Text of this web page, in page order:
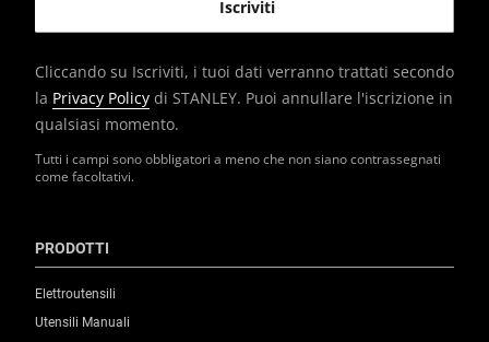
Tutti i campi sono obbligatori a meno che non siano contrassegnati
come facoltativi.
Cliccando su Iscriviti, i tuoi dati verranno trattati secondo
la Privacy Policy di STANLEY. Puoi annullare l'iscrizione in
qualsiasi momento.
PRODOTTI
Elettroutensili
Utensili Manuali